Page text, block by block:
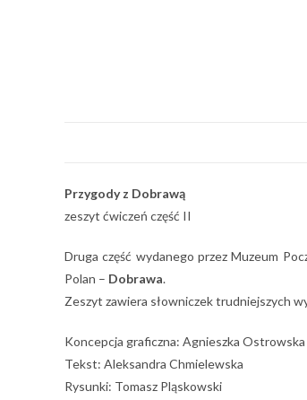
Przygody z Dobrawą
zeszyt ćwiczeń część II
Druga część wydanego przez Muzeum
Polan – Dobrawa.
Zeszyt zawiera słowniczek trudniejszych
Koncepcja graficzna: Agnieszka Ostrowska
Tekst: Aleksandra Chmielewska
Rysunki: Tomasz Pląskowski